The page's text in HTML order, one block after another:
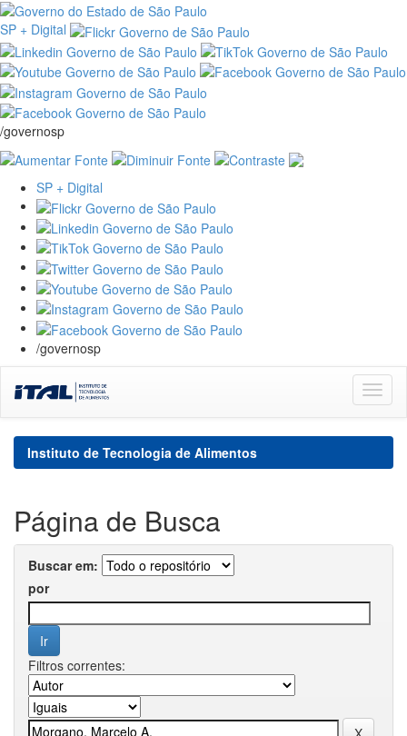
SP + Digital
/governosp
SP + Digital
/governosp
navigation
Instituto de Tecnologia de Alimentos
Página de Busca
Buscar em:
por
Filtros correntes: